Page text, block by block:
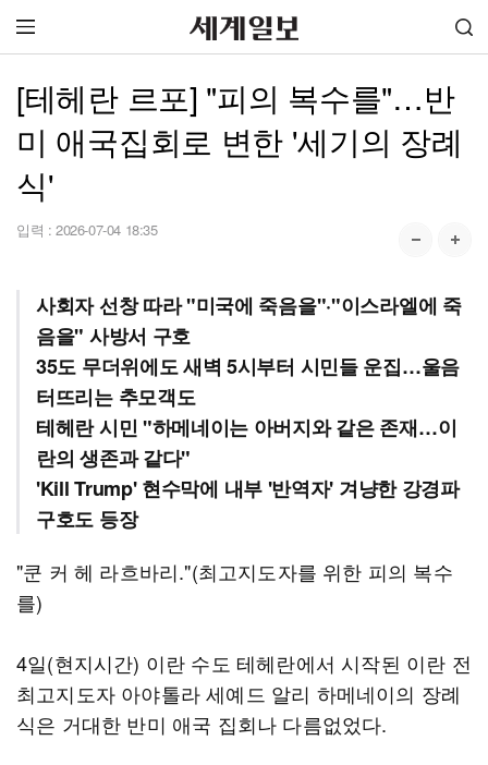
[테헤란 르포] "피의 복수를"…반
미 애국집회로 변한 '세기의 장례
식'
입력 : 2026-07-04 18:35
사회자 선창 따라 "미국에 죽음을"·"이스라엘에 죽
음을" 사방서 구호
35도 무더위에도 새벽 5시부터 시민들 운집…울음
터뜨리는 추모객도
테헤란 시민 "하메네이는 아버지와 같은 존재…이
란의 생존과 같다"
'Kill Trump' 현수막에 내부 '반역자' 겨냥한 강경파
구호도 등장
"쿤 커 헤 라흐바리."(최고지도자를 위한 피의 복수
를)
4일(현지시간) 이란 수도 테헤란에서 시작된 이란 전
최고지도자 아야톨라 세예드 알리 하메네이의 장례
식은 거대한 반미 애국 집회나 다름없었다.